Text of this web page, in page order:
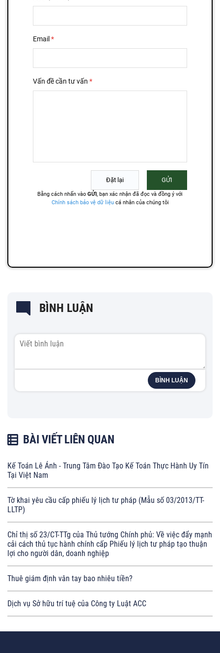
BÌNH LUẬN
BÌNH LUẬN
BÀI VIẾT LIÊN QUAN
Kế Toán Lê Ánh - Trung Tâm Đào Tạo Kế Toán Thực Hành Uy Tín
Tại Việt Nam
Tờ khai yêu cầu cấp phiếu lý lịch tư pháp (Mẫu số 03/2013/TT-
LLTP)
Chỉ thị số 23/CT-TTg của Thủ tướng Chính phủ: Về việc đẩy mạnh
cải cách thủ tục hành chính cấp Phiếu lý lịch tư pháp tạo thuận
lợi cho người dân, doanh nghiệp
Thuê giám định vân tay bao nhiêu tiền?
Dịch vụ Sở hữu trí tuệ của Công ty Luật ACC